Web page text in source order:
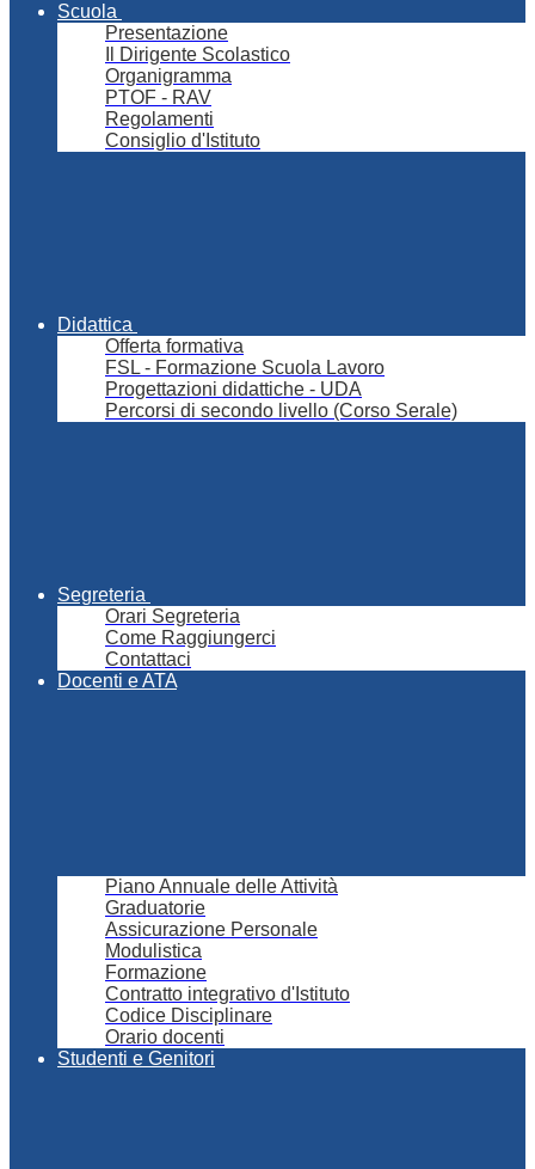
Scuola
Presentazione
Il Dirigente Scolastico
Organigramma
PTOF - RAV
Regolamenti
Consiglio d'Istituto
Didattica
Offerta formativa
FSL - Formazione Scuola Lavoro
Progettazioni didattiche - UDA
Percorsi di secondo livello (Corso Serale)
Segreteria
Orari Segreteria
Come Raggiungerci
Contattaci
Docenti e ATA
Piano Annuale delle Attività
Graduatorie
Assicurazione Personale
Modulistica
Formazione
Contratto integrativo d'Istituto
Codice Disciplinare
Orario docenti
Studenti e Genitori